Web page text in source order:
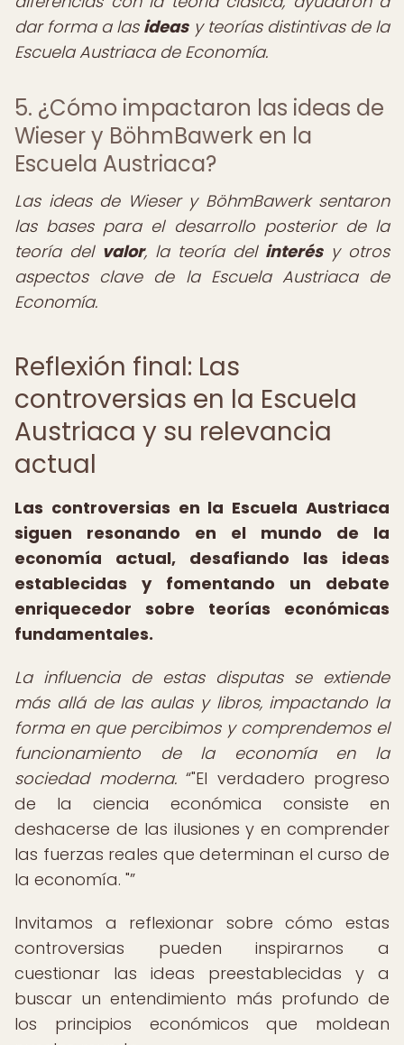
dar forma a las ideasy teorías distintivas de la
Escuela Austriaca de Economía.
5. ¿Cómo impactaron las ideas de
Wieser y BöhmBawerk en la
Escuela Austriaca?
Las ideas de Wieser y BöhmBawerk sentaron
las bases para el desarrollo posterior de la
teoría del valor, la teoría del interésy otros
aspectos clave de la Escuela Austriaca de
Economía.
Reflexión final: Las
controversias en la Escuela
Austriaca y su relevancia
actual
Las controversias en la Escuela Austriaca
siguen resonando en el mundo de la
economía actual, desafiando las ideas
establecidas y fomentando un debate
enriquecedor sobre teorías económicas
fundamentales.
La influencia de estas disputas se extiende
más allá de las aulas y libros, impactando la
forma en que percibimos y comprendemos el
funcionamiento de la economía en la
sociedad moderna.
"El verdadero progreso
de la ciencia económica consiste en
deshacerse de las ilusiones y en comprender
las fuerzas reales que determinan el curso de
la economía. "
Invitamos a reflexionar sobre cómo estas
controversias pueden inspirarnos a
cuestionar las ideas preestablecidas y a
buscar un entendimiento más profundo de
los principios económicos que moldean